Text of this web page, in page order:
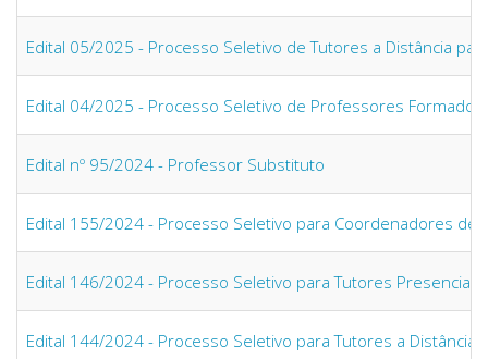
Edital 05/2025 - Processo Seletivo de Tutores a Distância
Edital 04/2025 - Processo Seletivo de Professores
Edital nº 95/2024 - Professor Substituto
Edital 155/2024 - Processo Seletivo para Coordenadores de
Edital 146/2024 - Processo Seletivo para Tutores Presenciais
Edital 144/2024 - Processo Seletivo para Tutores a Distância